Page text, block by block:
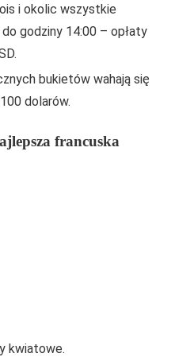
i okolic wszystkie
godziny 14:00 – opłaty
bukietów wahają się
dolarów.
francuska
kwiatowe.